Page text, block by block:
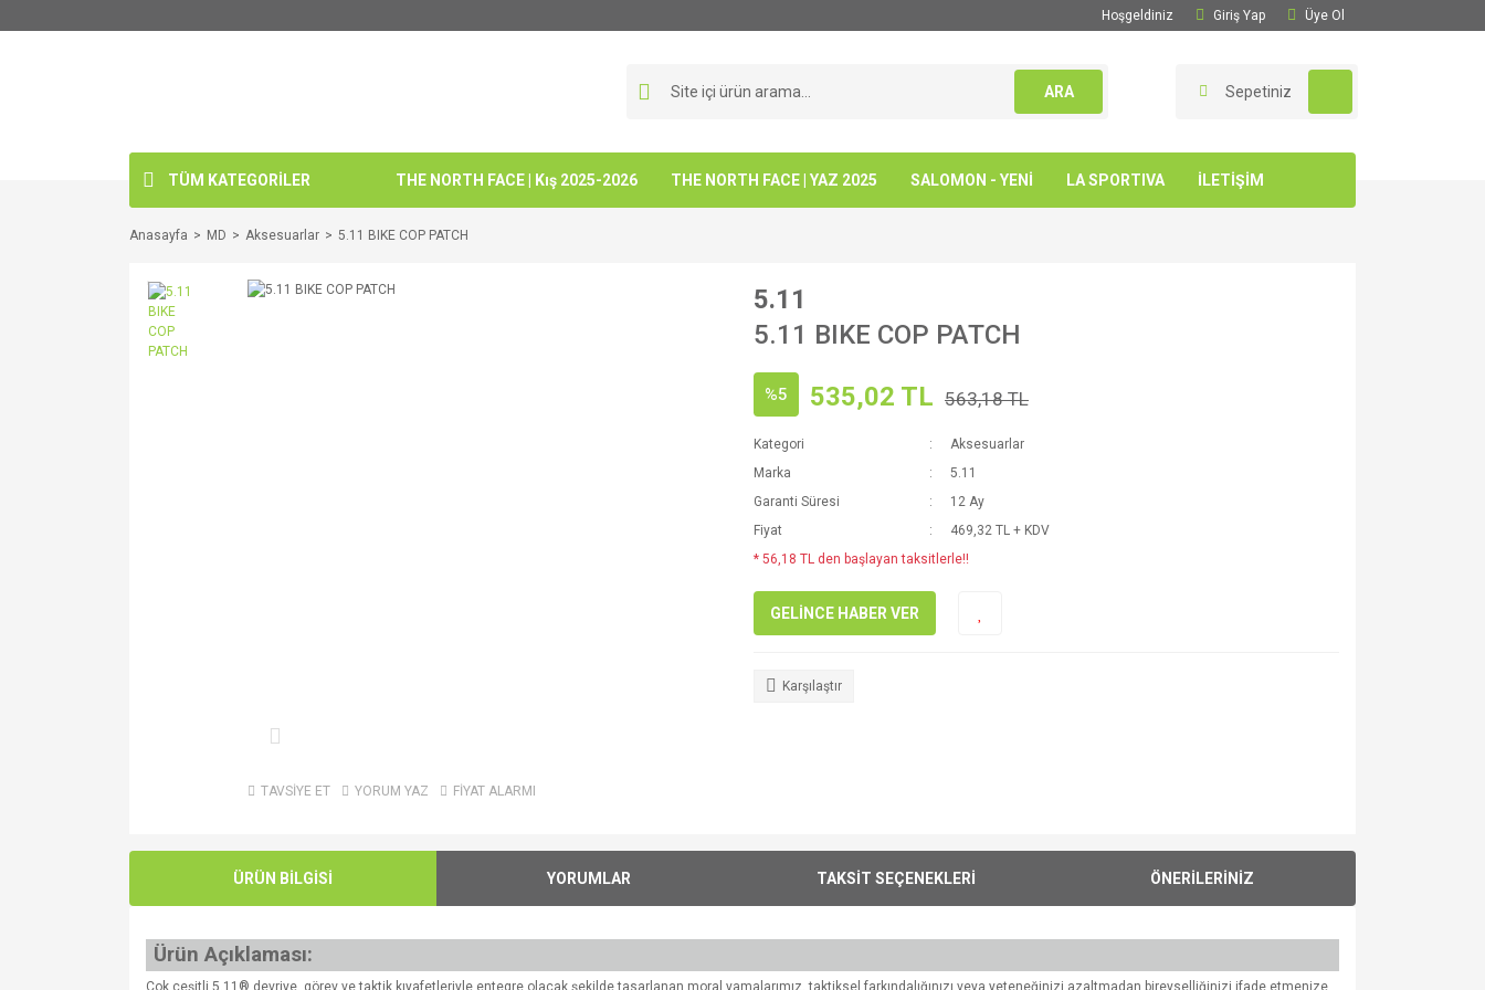
Hoşgeldiniz Giriş Yap Üye Ol
ARA Sepetiniz
TÜM KATEGORİLER THE NORTH FACE | Kış 2025-2026 THE NORTH FACE | YAZ 2025 SALOMON - YENİ LA SPORTIVA İLETİŞİM
Anasayfa MD Aksesuarlar 5.11 BIKE COP PATCH
TAVSİYE ET YORUM YAZ FİYAT ALARMI
5.11
5.11 BIKE COP PATCH
%5 535,02 TL 563,18 TL
Kategori
Aksesuarlar
Marka
5.11
Garanti Süresi
12 Ay
Fiyat
469,32 TL + KDV
* 56,18 TL den başlayan taksitlerle!!
GELİNCE HABER VER
Karşılaştır
ÜRÜN BİLGİSİ YORUMLAR TAKSİT SEÇENEKLERİ ÖNERİLERİNİZ
Ürün Açıklaması: